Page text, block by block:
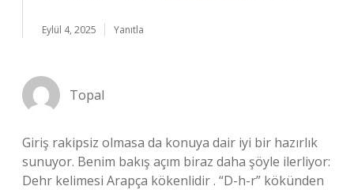
Eylül 4, 2025 Yanıtla
Topal
Giriş rakipsiz olmasa da konuya dair iyi bir hazırlık
sunuyor. Benim bakış açım biraz daha şöyle ilerliyor:
Dehr kelimesi Arapça kökenlidir . “D-h-r” kökünden